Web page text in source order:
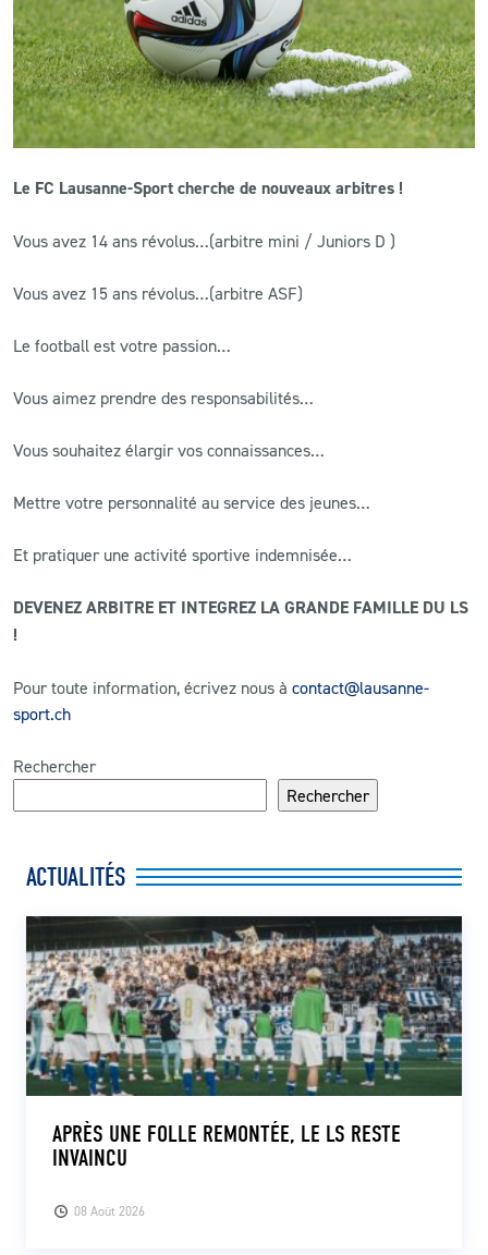
CLUB
CONTACT
LS ACADEMY CAMPS
MATCH DES CELEBRITES
PRESSE ET MEDIAS
Le FC Lausanne-Sport cherche de nouveaux arbitres !
Vous avez 14 ans révolus…(arbitre mini / Juniors D )
Vous avez 15 ans révolus…(arbitre ASF)
Le football est votre passion…
Vous aimez prendre des responsabilités…
Vous souhaitez élargir vos connaissances…
Mettre votre personnalité au service des jeunes…
Et pratiquer une activité sportive indemnisée…
DEVENEZ ARBITRE ET INTEGREZ LA GRANDE FAMILLE DU LS
!
Pour toute information, écrivez nous à contact@lausanne-
sport.ch
Rechercher
Rechercher
ACTUALITÉS
08 Août 2026
APRÈS UNE FOLLE REMONTÉE, LE LS RESTE
INVAINCU